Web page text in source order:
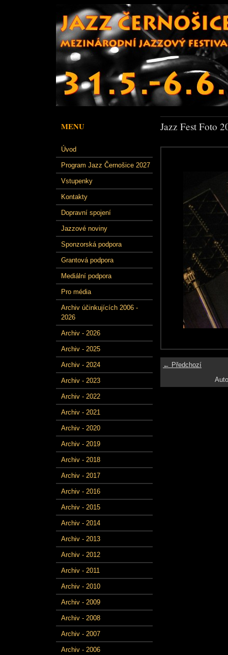
MENU
Úvod
Program Jazz Černošice 2027
Vstupenky
Kontakty
Dopravní spojení
Jazzové noviny
Sponzorská podpora
Grantová podpora
Mediální podpora
Pro média
Archiv účinkujících 2006 -
2026
Archiv - 2026
Archiv - 2025
Archiv - 2024
Archiv - 2023
Archiv - 2022
Archiv - 2021
Archiv - 2020
Archiv - 2019
Archiv - 2018
Archiv - 2017
Archiv - 2016
Archiv - 2015
Archiv - 2014
Archiv - 2013
Archiv - 2012
Archiv - 2011
Archiv - 2010
Archiv - 2009
Archiv - 2008
Archiv - 2007
Archiv - 2006
Jazz Fest Foto
← Předchozí